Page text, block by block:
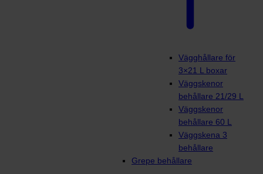
Vägghållare för
3×21 L boxar
Väggskenor
behållare 21/29 L
Väggskenor
behållare 60 L
Väggskena 3
behållare
Grepe behållare